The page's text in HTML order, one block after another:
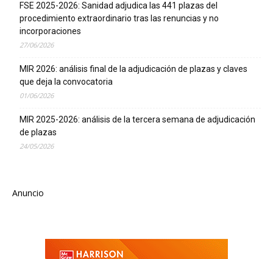
FSE 2025-2026: Sanidad adjudica las 441 plazas del
procedimiento extraordinario tras las renuncias y no
incorporaciones
27/06/2026
MIR 2026: análisis final de la adjudicación de plazas y claves
que deja la convocatoria
01/06/2026
MIR 2025-2026: análisis de la tercera semana de adjudicación
de plazas
24/05/2026
Anuncio